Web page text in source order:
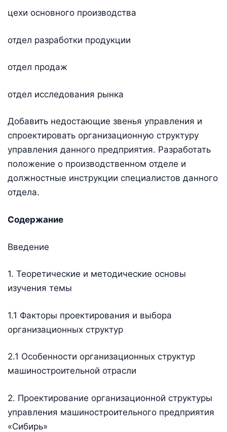
цехи основного производства
отдел разработки продукции
отдел продаж
отдел исследования рынка
Добавить недостающие звенья управления и
спроектировать организационную структуру
управления данного предприятия. Разработать
положение о производственном отделе и
должностные инструкции специалистов данного
отдела.
Содержание
Введение
1. Теоретические и методические основы
изучения темы
1.1 Факторы проектирования и выбора
организационных структур
2.1 Особенности организационных структур
машиностроительной отрасли
2. Проектирование организационной структуры
управления машиностроительного предприятия
«Сибирь»